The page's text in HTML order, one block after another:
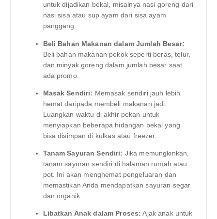
untuk dijadikan bekal, misalnya nasi goreng dari
nasi sisa atau sup ayam dari sisa ayam
panggang.
Beli Bahan Makanan dalam Jumlah Besar:
Beli bahan makanan pokok seperti beras, telur,
dan minyak goreng dalam jumlah besar saat
ada promo.
Masak Sendiri: Memasak sendiri jauh lebih
hemat daripada membeli makanan jadi.
Luangkan waktu di akhir pekan untuk
menyiapkan beberapa hidangan bekal yang
bisa disimpan di kulkas atau freezer.
Tanam Sayuran Sendiri: Jika memungkinkan,
tanam sayuran sendiri di halaman rumah atau
pot. Ini akan menghemat pengeluaran dan
memastikan Anda mendapatkan sayuran segar
dan organik.
Libatkan Anak dalam Proses: Ajak anak untuk